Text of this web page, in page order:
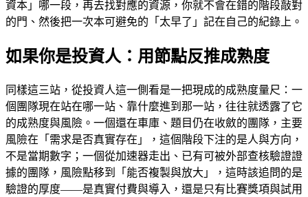
資本」哪一段，再去找對應的資源，你就不會在錯的階段敲對
的門、然後把一次本可避免的「太早了」記在自己的紀錄上。
如果你是投資人：用節點反推成熟度
同樣這三站，從投資人這一側看是一把現成的成熟度量尺：一
個團隊現在站在哪一站、靠什麼進到那一站，往往就透露了它
的成熟度與風險。一個還在車庫、題目仍在收斂的團隊，主要
風險在「需求是否真實存在」，這個階段下注的是人與方向，
不是當期數字；一個從加速器走出、已有可被外部查核驗證證
據的團隊，風險點移到「能否複製與放大」，這時該追問的是
驗證的厚度——是真實付費與導入，還是只有比賽獎項與試用